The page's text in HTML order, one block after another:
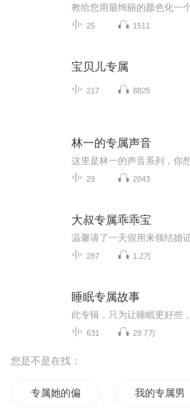
25 1511
宝贝儿专属
217 8825
林一的专属声音
29 2043
大叔专属乖乖宝
287 1.2万
睡眠专属故事
631 29.7万
您是不是在找：
专属她的偏爱 我的专属男神